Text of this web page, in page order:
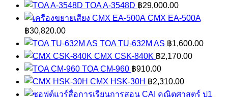
TOA A-3548D ฿29,000.00
CMX EA-500A
฿30,820.00
TOA TU-632M AS ฿1,600.00
CMX CSK-840K ฿2,170.00
TOA CM-960 ฿910.00
CMX HSK-30H ฿2,310.00